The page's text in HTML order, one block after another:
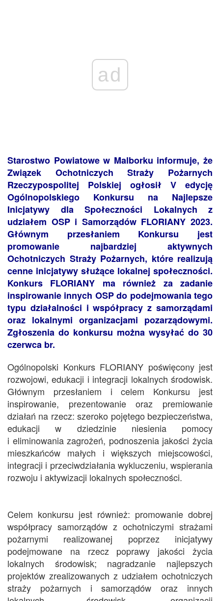
ad
Starostwo Powiatowe w Malborku informuje, że
Związek Ochotniczych Straży Pożarnych
Rzeczypospolitej Polskiej ogłosił V edycję
Ogólnopolskiego Konkursu na Najlepsze
Inicjatywy dla Społeczności Lokalnych z
udziałem OSP i Samorządów FLORIANY 2023.
Głównym przesłaniem Konkursu jest
promowanie najbardziej aktywnych
Ochotniczych Straży Pożarnych, które realizują
cenne inicjatywy służące lokalnej społeczności.
Konkurs FLORIANY ma również za zadanie
inspirowanie innych OSP do podejmowania tego
typu działalności i współpracy z samorządami
oraz lokalnymi organizacjami pozarządowymi.
Zgłoszenia do konkursu można wysyłać do 30
czerwca br.
Ogólnopolski Konkurs FLORIANY poświęcony jest
rozwojowi, edukacji i integracji lokalnych środowisk.
Głównym przesłaniem i celem Konkursu jest
inspirowanie, prezentowanie oraz premiowanie
działań na rzecz: szeroko pojętego bezpieczeństwa,
edukacji w dziedzinie niesienia pomocy
i eliminowania zagrożeń, podnoszenia jakości życia
mieszkańców małych i większych miejscowości,
integracji i przeciwdziałania wykluczeniu, wspierania
rozwoju i aktywizacji lokalnych społeczności.
Celem konkursu jest również: promowanie dobrej
współpracy samorządów z ochotniczymi strażami
pożarnymi realizowanej poprzez inicjatywy
podejmowane na rzecz poprawy jakości życia
lokalnych środowisk; nagradzanie najlepszych
projektów zrealizowanych z udziałem ochotniczych
straży pożarnych i samorządów oraz innych